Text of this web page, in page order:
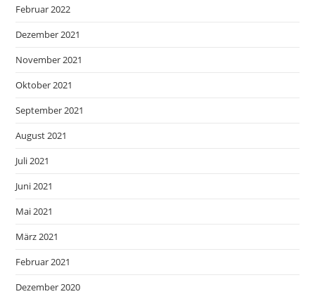
Februar 2022
Dezember 2021
November 2021
Oktober 2021
September 2021
August 2021
Juli 2021
Juni 2021
Mai 2021
März 2021
Februar 2021
Dezember 2020